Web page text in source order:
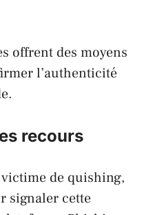
offrent des moyens
l’authenticité
recours
de quishing,
signaler cette